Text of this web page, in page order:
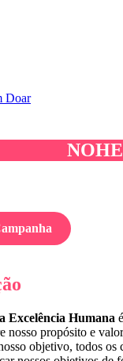
Excelência Humana
nosso propósito e
objetivo, todos os